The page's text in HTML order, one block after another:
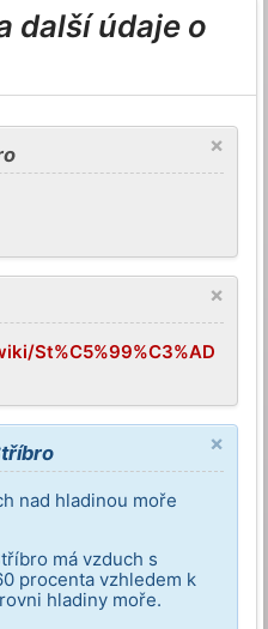
další údaje o
×
×
St%C5%99%C3%AD
×
nad hladinou moře
má vzduch s
procenta vzhledem k
hladiny moře.